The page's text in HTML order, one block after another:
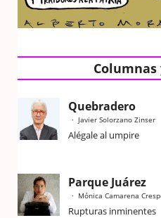
Quebradero
Javier Solorzano Zinser
Alégale al umpire
Parque Juárez
Mónica Camarena
Rupturas inminentes